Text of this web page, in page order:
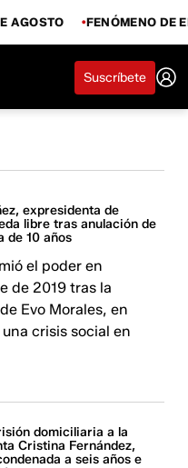
AGOSTO FENÓMENO DE
Suscríbete
expresidenta de
libre tras anulación de
de 10 años
el poder en
de 2019 tras la
Evo Morales, en
crisis social en
domiciliaria a la
Cristina Fernández,
a seis años e